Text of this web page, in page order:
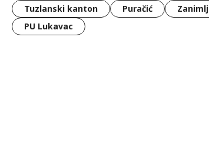
Tuzlanski kanton
Puračić
PU Lukavac